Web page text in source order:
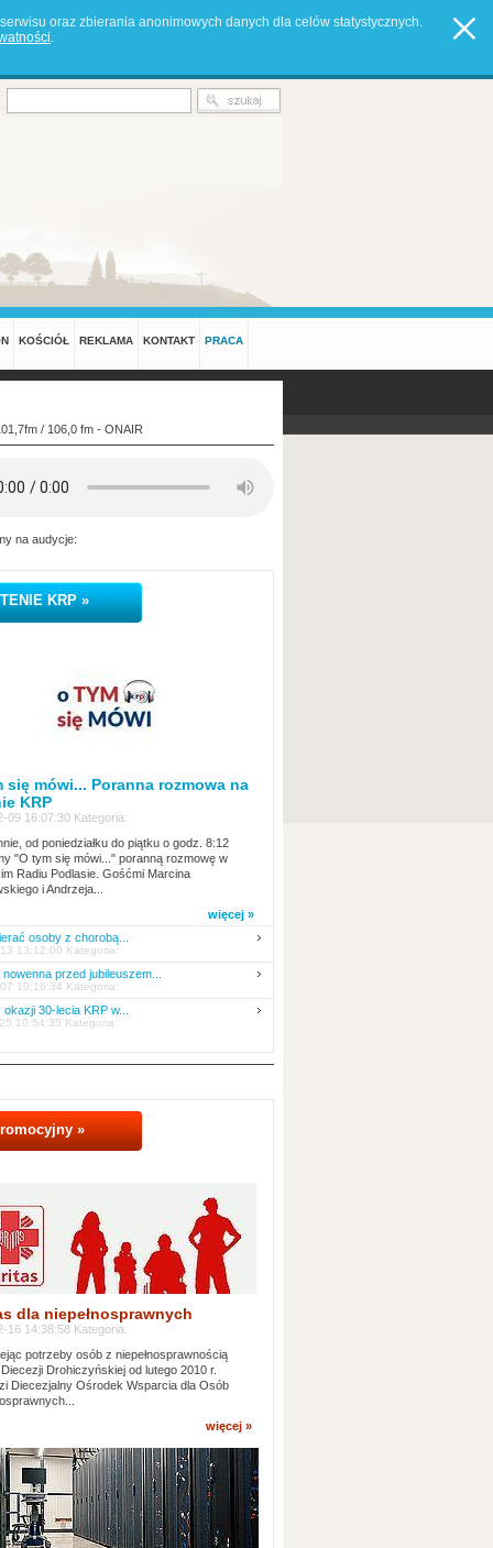
oraz zbierania anonimowych danych dla celów statystycznych.
.
KOŚCIÓŁ REKLAMA KONTAKT PRACA
/ 106,0 fm - ONAIR
na audycje:
KRP »
się mówi... Poranna rozmowa na
KRP
09 16:07:30 Kategoria:
od poniedziałku do piątku o godz. 8:12
"O tym się mówi..." poranną rozmowę w
Radiu Podlasie. Gośćmi Marcina
i Andrzeja...
więcej »
osoby z chorobą...
13:12:00 Kategoria:
przed jubileuszem...
10:16:34 Kategoria:
30-lecia KRP w...
10:54:35 Kategoria:
»
dla niepełnosprawnych
16 14:38:58 Kategoria:
potrzeby osób z niepełnosprawnością
Drohiczyńskiej od lutego 2010 r.
Diecezjalny Ośrodek Wsparcia dla Osób
więcej »